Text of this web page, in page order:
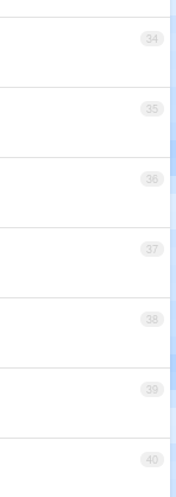
34
35
36
37
38
39
40